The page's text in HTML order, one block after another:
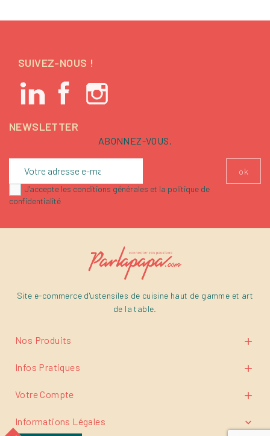
SUIVEZ-NOUS !
NEWSLETTER
ABONNEZ-VOUS.
J'accepte les conditions générales et la politique de
confidentialité
Site e-commerce d'ustensiles de cuisine haut de gamme et art
de la table.
Nos Produits 
Infos Pratiques 
Votre Compte 
Informations Légales 